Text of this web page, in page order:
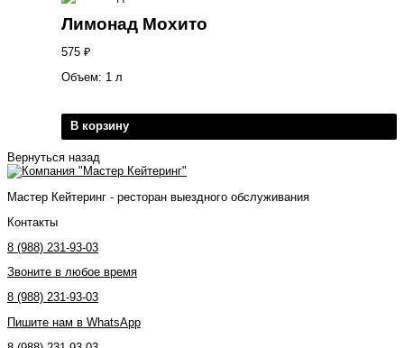
Лимонад Мохито
575 ₽
Объем: 1 л
В корзину
Вернуться назад
Мастер Кейтеринг - ресторан выездного обслуживания
Контакты
8 (988) 231-93-03
Звоните в любое время
8 (988) 231-93-03
Пишите нам в WhatsApp